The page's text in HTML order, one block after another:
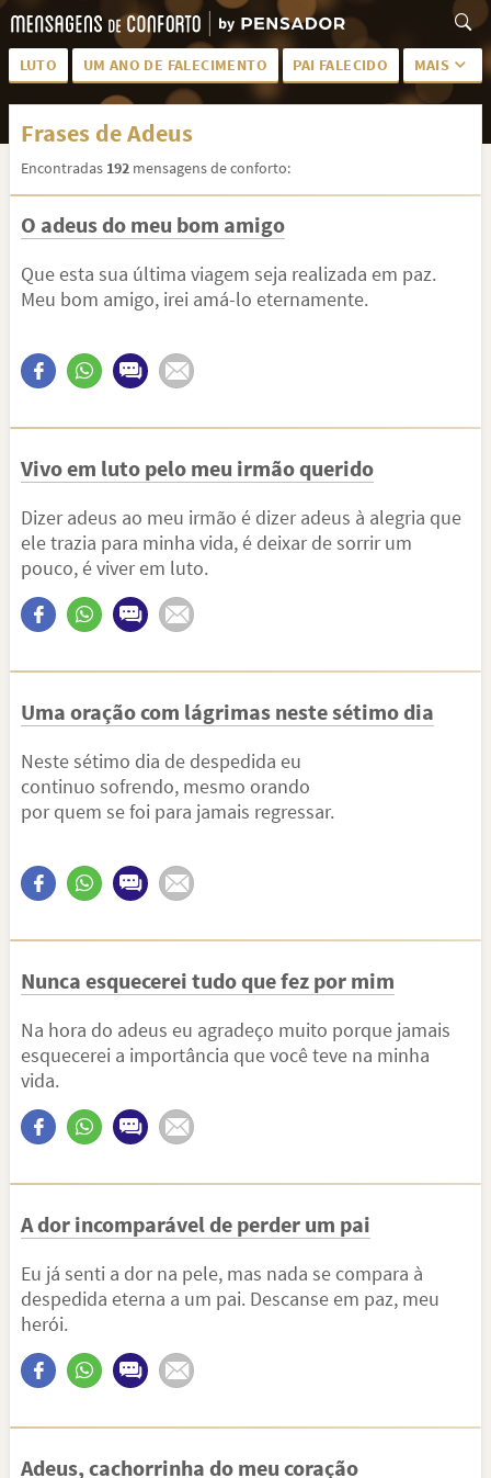
LUTO UM ANO DE FALECIMENTO PAI FALECIDO MAIS
LUTO PARA AMIGA PALAVRAS
MEUS SENTIMENTOS
FRASES DE LUTO PARA AMIGO FIM DE NAMORO
TODAS AS CATEGORIAS
Frases de Adeus
Encontradas 192 mensagens de conforto:
O adeus do meu bom amigo
Que esta sua última viagem seja realizada em paz.
Meu bom amigo, irei amá-lo eternamente.
Vivo em luto pelo meu irmão querido
Dizer adeus ao meu irmão é dizer adeus à alegria que
ele trazia para minha vida, é deixar de sorrir um
pouco, é viver em luto.
Uma oração com lágrimas neste sétimo dia
Neste sétimo dia de despedida eu
continuo sofrendo, mesmo orando
por quem se foi para jamais regressar.
Nunca esquecerei tudo que fez por mim
Na hora do adeus eu agradeço muito porque jamais
esquecerei a importância que você teve na minha
vida.
A dor incomparável de perder um pai
Eu já senti a dor na pele, mas nada se compara à
despedida eterna a um pai. Descanse em paz, meu
herói.
Adeus, cachorrinha do meu coração